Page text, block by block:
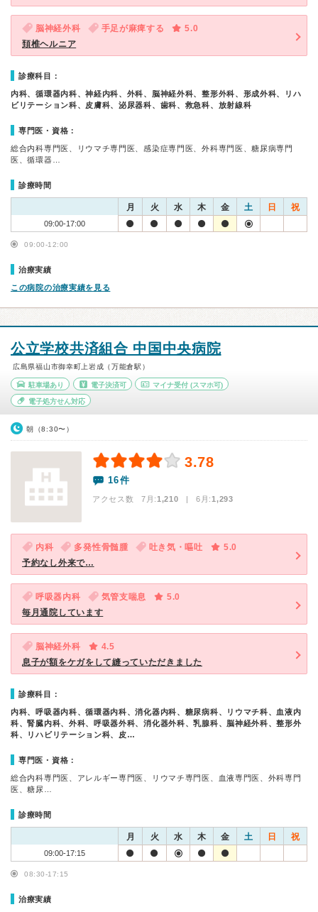
脳神経外科 手足が麻痺する
5.0
頚椎ヘルニア
診療科目：
内科、循環器内科、神経内科、外科、脳神経外科、整形外科、形成外科、リハ
ビリテーション科、皮膚科、泌尿器科、歯科、救急科、放射線科
専門医・資格：
総合内科専門医、リウマチ専門医、感染症専門医、外科専門医、糖尿病専門
医、循環器…
診療時間
月 火 水 木 金 土 日 祝
09:00-17:00
09:00-12:00
治療実績
この病院の治療実績を見る
公立学校共済組合 中国中央病院
広島県福山市御幸町上岩成（万能倉駅）
駐車場あり 電子決済可 マイナ受付 (スマホ可)
電子処方せん対応
朝（8:30〜）
3.78
16件
アクセス数 7月:1,210 | 6月:1,293
内科 多発性骨髄腫 吐き気・嘔吐
5.0
予約なし外来で…
呼吸器内科 気管支喘息
5.0
毎月通院しています
脳神経外科
4.5
息子が額をケガをして縫っていただきました
診療科目：
内科、呼吸器内科、循環器内科、消化器内科、糖尿病科、リウマチ科、血液内
科、腎臓内科、外科、呼吸器外科、消化器外科、乳腺科、脳神経外科、整形外
科、リハビリテーション科、皮…
専門医・資格：
総合内科専門医、アレルギー専門医、リウマチ専門医、血液専門医、外科専門
医、糖尿…
診療時間
月 火 水 木 金 土 日 祝
09:00-17:15
08:30-17:15
治療実績